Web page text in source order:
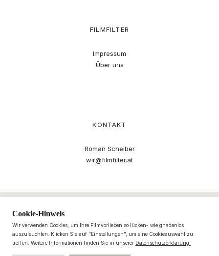
FILMFILTER
Impressum
Über uns
KONTAKT
Roman Scheiber
wir@filmfilter.at
Cookie-Hinweis
Wir verwenden Cookies, um Ihre Filmvorlieben so lücken- wie gnadenlos
auszuleuchten. Klicken Sie auf "Einstellungen", um eine Cookieauswahl zu
treffen. Weitere Informationen finden Sie in unserer Datenschutzerklärung.